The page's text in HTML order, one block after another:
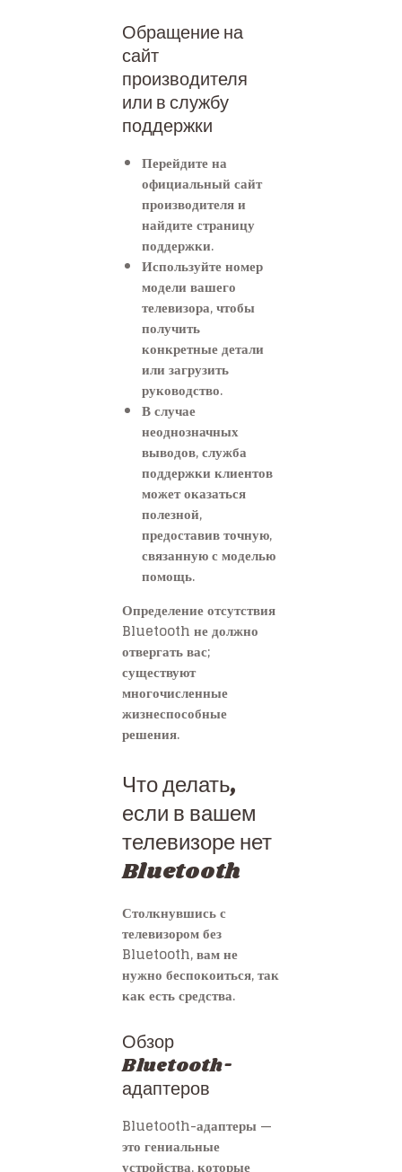
Обращение на
сайт
производителя
или в службу
поддержки
Перейдите на
официальный сайт
производителя и
найдите страницу
поддержки.
Используйте номер
модели вашего
телевизора, чтобы
получить
конкретные детали
или загрузить
руководство.
В случае
неоднозначных
выводов, служба
поддержки клиентов
может оказаться
полезной,
предоставив точную,
связанную с моделью
помощь.
Определение отсутствия
Bluetooth не должно
отвергать вас;
существуют
многочисленные
жизнеспособные
решения.
Что делать,
если в вашем
телевизоре нет
Bluetooth
Столкнувшись с
телевизором без
Bluetooth, вам не
нужно беспокоиться, так
как есть средства.
Обзор
Bluetooth-
адаптеров
Bluetooth-адаптеры —
это гениальные
устройства, которые